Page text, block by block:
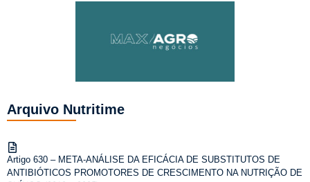
Arquivo Nutritime
Artigo 630 – META-ANÁLISE DA EFICÁCIA DE SUBSTITUTOS DE
ANTIBIÓTICOS PROMOTORES DE CRESCIMENTO NA NUTRIÇÃO DE